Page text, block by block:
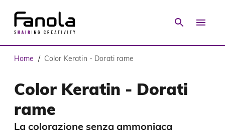
Home / Color Keratin - Dorati rame
Color Keratin - Dorati
rame
La colorazione senza ammoniaca